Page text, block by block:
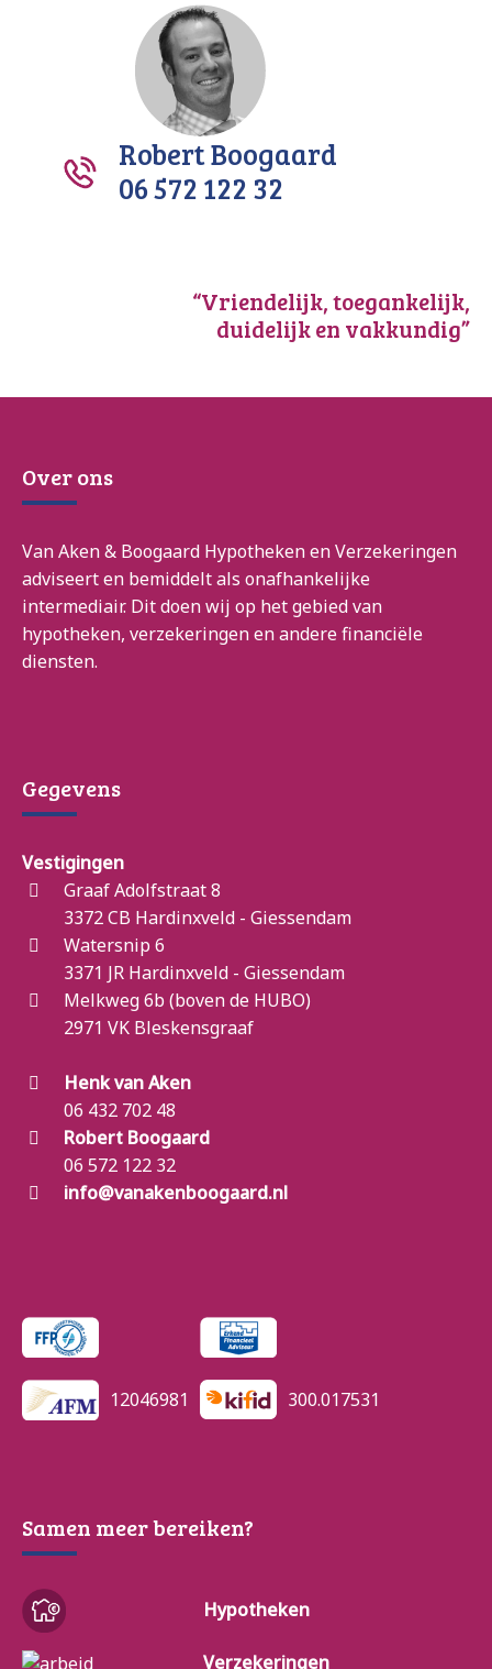
Robert Boogaard
06 572 122 32
“Vriendelijk, toegankelijk,
duidelijk en vakkundig”
Over ons
Van Aken & Boogaard Hypotheken en Verzekeringen
adviseert en bemiddelt als onafhankelijke
intermediair. Dit doen wij op het gebied van
hypotheken, verzekeringen en andere financiële
diensten.
Gegevens
Vestigingen
Graaf Adolfstraat 8
3372 CB Hardinxveld - Giessendam
Watersnip 6
3371 JR Hardinxveld - Giessendam
Melkweg 6b (boven de HUBO)
2971 VK Bleskensgraaf
Henk van Aken
06 432 702 48
Robert Boogaard
06 572 122 32
info@vanakenboogaard.nl
12046981 300.017531
Samen meer bereiken?
Hypotheken
Verzekeringen